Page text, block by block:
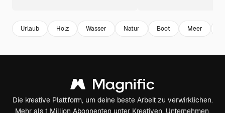
Urlaub Holz Wasser Natur Boot Meer
Die kreative Plattform, um deine beste Arbeit zu verwirklichen.
Mehr als 1 Million Abonnenten unter Kreativen, Unternehmen,